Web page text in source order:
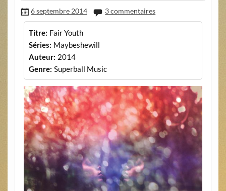
6 septembre 2014 3 commentaires
Titre: Fair Youth
Séries: Maybeshewill
Auteur: 2014
Genre: Superball Music